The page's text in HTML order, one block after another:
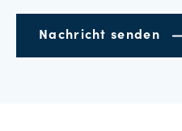
Nachricht senden